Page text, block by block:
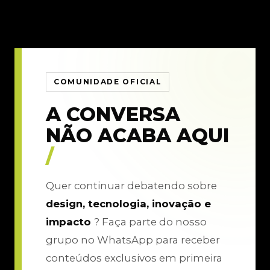
COMUNIDADE OFICIAL
A CONVERSA
NÃO ACABA AQUI
/
Quer continuar debatendo sobre
design, tecnologia, inovação e
impacto ? Faça parte do nosso
grupo no WhatsApp para receber
conteúdos exclusivos em primeira